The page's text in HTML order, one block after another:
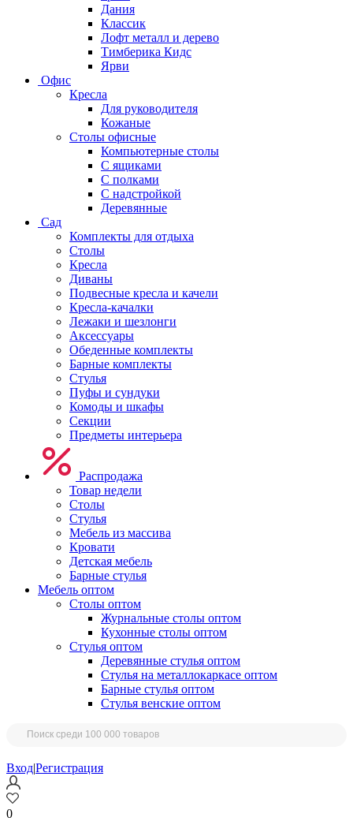
Дания
Классик
Лофт металл и дерево
Тимберика Кидс
Ярви
Офис
Кресла
Для руководителя
Кожаные
Столы офисные
Компьютерные столы
С ящиками
С полками
С надстройкой
Деревянные
Сад
Комплекты для отдыха
Столы
Кресла
Диваны
Подвесные кресла и качели
Кресла-качалки
Лежаки и шезлонги
Аксессуары
Обеденные комплекты
Барные комплекты
Стулья
Пуфы и сундуки
Комоды и шкафы
Секции
Предметы интерьера
Распродажа
Товар недели
Столы
Стулья
Мебель из массива
Кровати
Детская мебель
Барные стулья
Мебель оптом
Столы оптом
Журнальные столы оптом
Кухонные столы оптом
Стулья оптом
Деревянные стулья оптом
Стулья на металлокаркасе оптом
Барные стулья оптом
Стулья венские оптом
Вход|Регистрация
0